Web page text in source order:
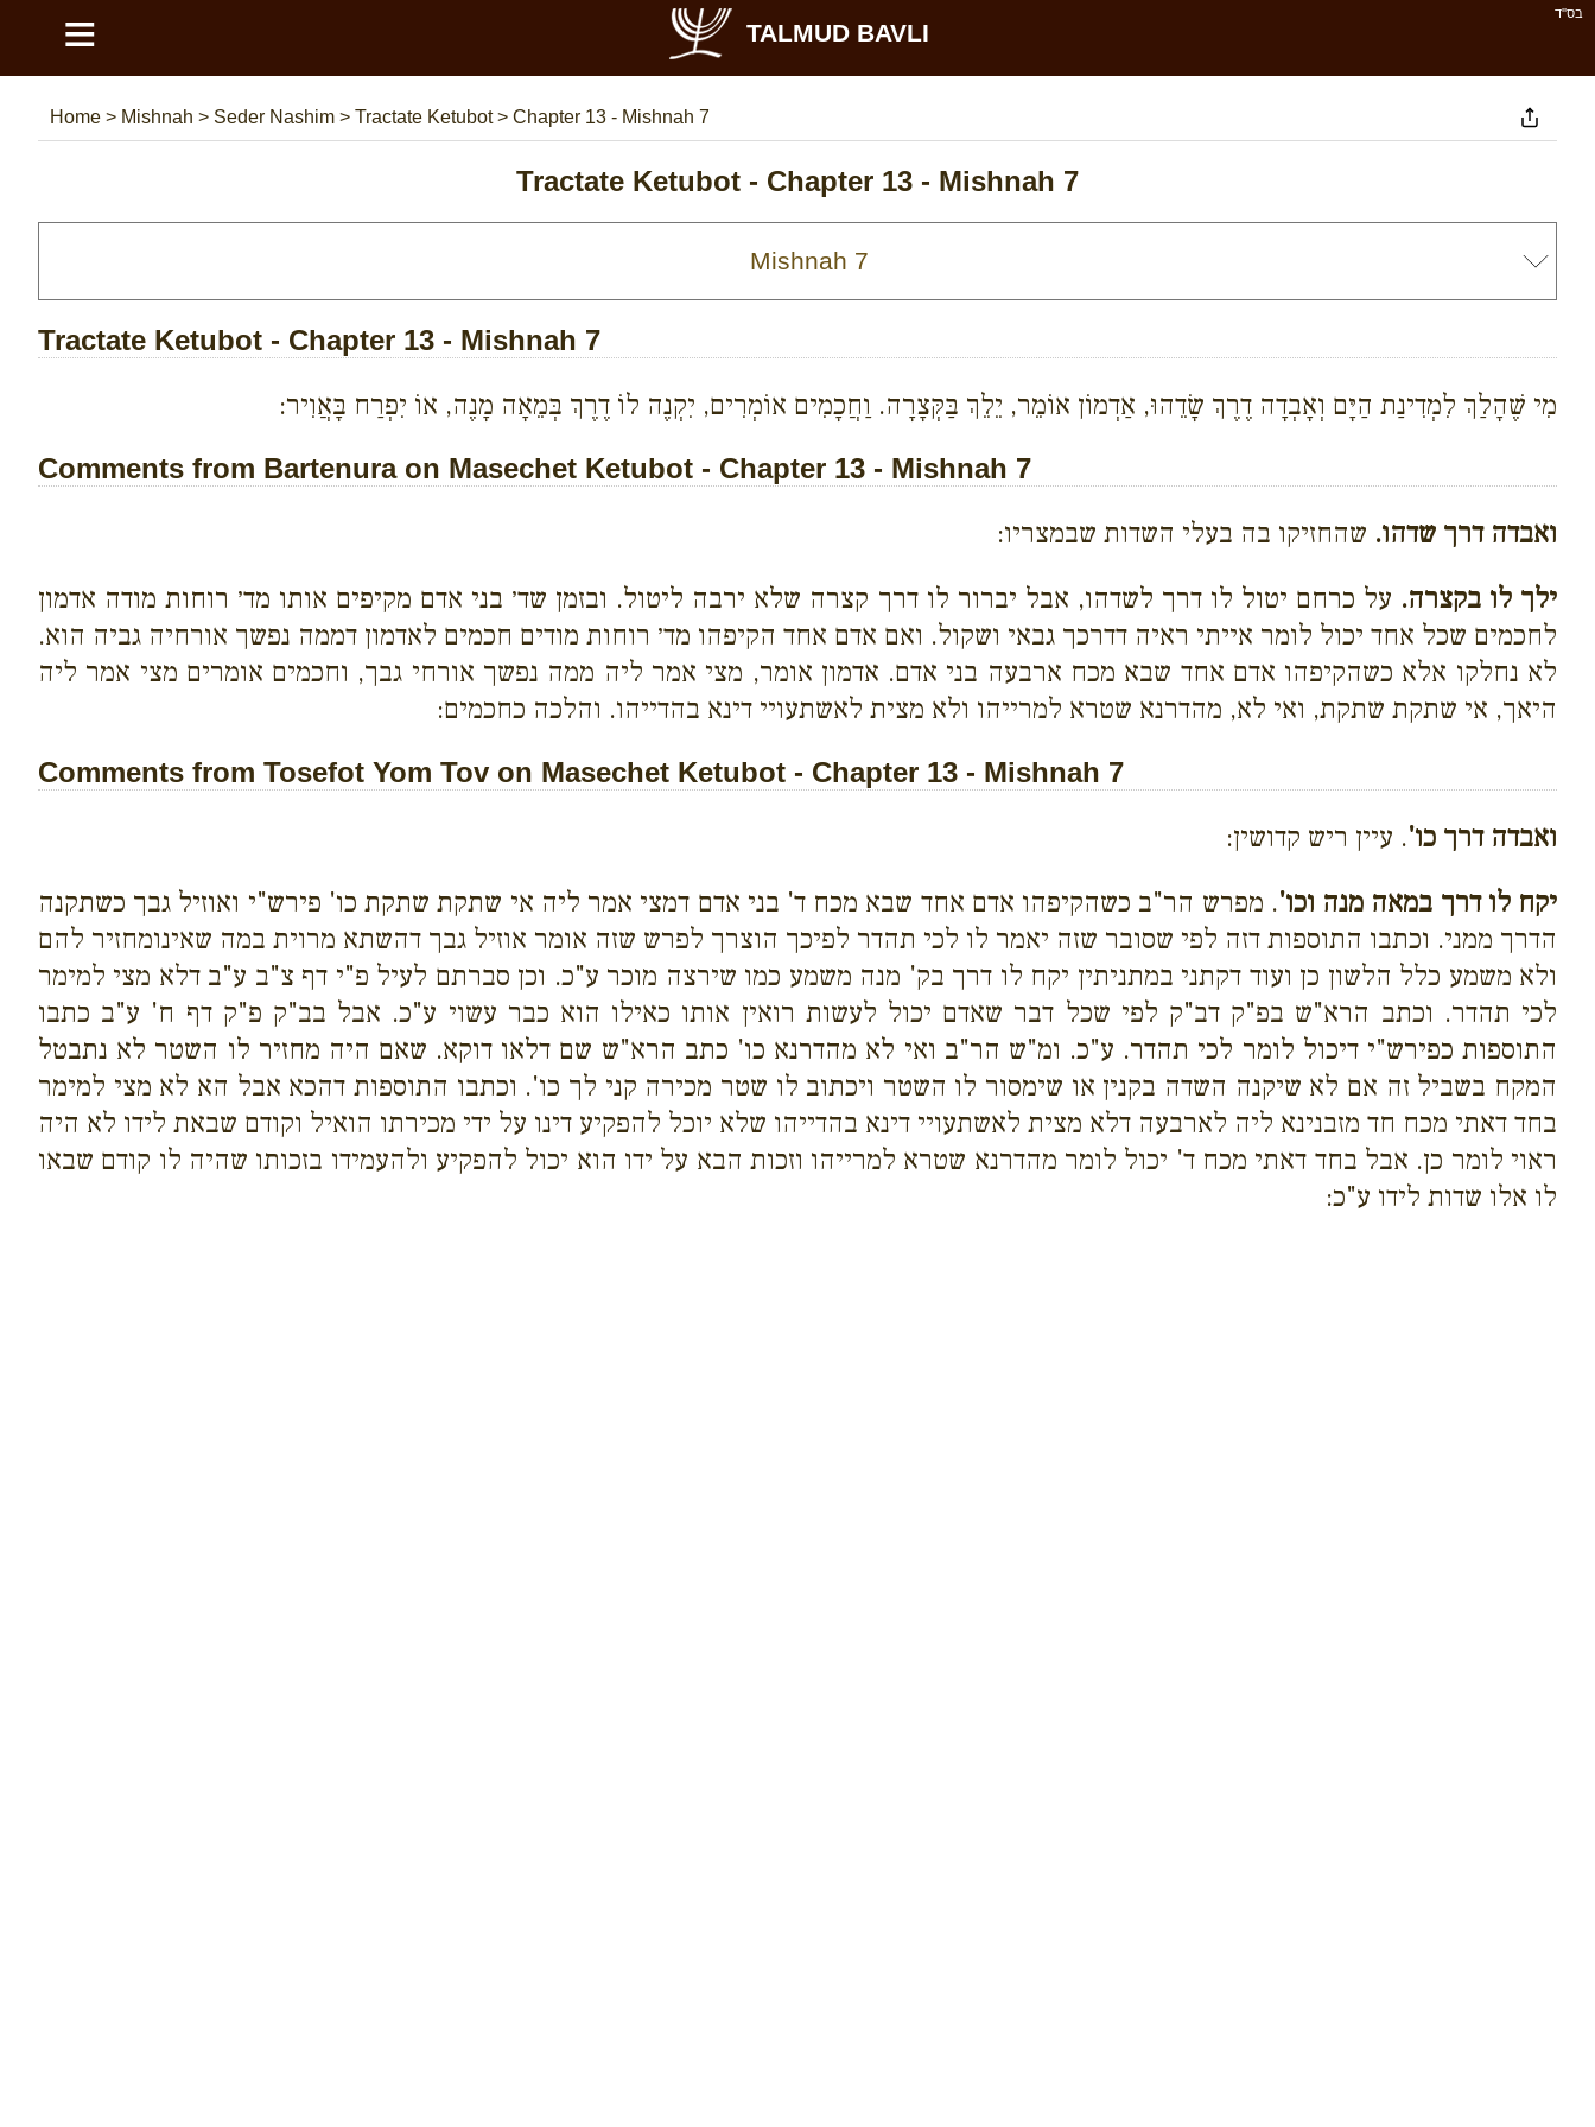
בס''ד ≡ TALMUD BAVLI
Home > Mishnah > Seder Nashim > Tractate Ketubot> Chapter 13 - Mishnah 7
Tractate Ketubot - Chapter 13 - Mishnah 7
Tractate Ketubot - Chapter 13 - Mishnah 7
מִי שֶׁהָלַךְ לִמְדִינַת הַיָּם וְאָבְדָה דֶרֶךְ שָׂדֵהוּ, אַדְמוֹן אוֹמֵר, יֵלֵךְ בַּקְּצָרָה. וַחֲכָמִים אוֹמְרִים, יִקְנֶה לוֹ דֶרֶךְ בְּמֵאָה מָנֶה, אוֹ יִפְרַח בָּאֲוִיר:
Comments from Bartenura on Masechet Ketubot - Chapter 13 - Mishnah 7
ואבדה דרך שדהו. שהחזיקו בה בעלי השדות שבמצריו:
ילך לו בקצרה. על כרחם יטול לו דרך לשדהו, אבל יברור לו דרך קצרה שלא ירבה ליטול. ובזמן שד׳ בני אדם מקיפים אותו מד׳ רוחות מודה אדמון
לחכמים שכל אחד יכול לומר אייתי ראיה דדרכך גבאי ושקול. ואם אדם אחד הקיפהו מד׳ רוחות מודים חכמים לאדמון דממה נפשך אורחיה גביה הוא.
לא נחלקו אלא כשהקיפהו אדם אחד שבא מכח ארבעה בני אדם. אדמון אומר, מצי אמר ליה ממה נפשך אורחי גבך, וחכמים אומרים מצי אמר ליה
היאך, אי שתקת שתקת, ואי לא, מהדרנא שטרא למרייהו ולא מצית לאשתעויי דינא בהדייהו. והלכה כחכמים:
Comments from Tosefot Yom Tov on Masechet Ketubot - Chapter 13 - Mishnah 7
ואבדה דרך כו'. עיין ריש קדושין:
יקח לו דרך במאה מנה וכו'. מפרש הר"ב כשהקיפהו אדם אחד שבא מכח ד' בני אדם דמצי אמר ליה אי שתקת שתקת כו' פירש"י ואוזיל גבך כשתקנה
הדרך ממני. וכתבו התוספות דזה לפי שסובר שזה יאמר לו לכי תהדר לפיכך הוצרך לפרש שזה אומר אוזיל גבך דהשתא מרוית במה שאינומחזיר להם
ולא משמע כלל הלשון כן ועוד דקתני במתניתין יקח לו דרך בק' מנה משמע כמו שירצה מוכר ע"כ. וכן סברתם לעיל פ"י דף צ"ב ע"ב דלא מצי למימר
לכי תהדר. וכתב הרא"ש בפ"ק דב"ק לפי שכל דבר שאדם יכול לעשות רואין אותו כאילו הוא כבר עשוי ע"כ. אבל בב"ק פ"ק דף ח' ע"ב כתבו
התוספות כפירש"י דיכול לומר לכי תהדר. ע"כ. ומ"ש הר"ב ואי לא מהדרנא כו' כתב הרא"ש שם דלאו דוקא. שאם היה מחזיר לו השטר לא נתבטל
המקח בשביל זה אם לא שיקנה השדה בקנין או שימסור לו השטר ויכתוב לו שטר מכירה קני לך כו'. וכתבו התוספות דהכא אבל הא לא מצי למימר
בחד דאתי מכח חד מזבנינא ליה לארבעה דלא מצית לאשתעויי דינא בהדייהו שלא יוכל להפקיע דינו על ידי מכירתו הואיל וקודם שבאת לידו לא היה
ראוי לומר כן. אבל בחד דאתי מכח ד' יכול לומר מהדרנא שטרא למרייהו וזכות הבא על ידו הוא יכול להפקיע ולהעמידו בזכותו שהיה לו קודם שבאו
לו אלו שדות לידו ע"כ: